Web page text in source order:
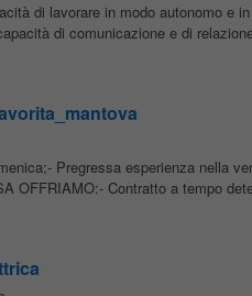
di lavorare in modo autonomo e
di comunicazione e di
Pregressa esperienza nella
OFFRIAMO:- Contratto a tempo